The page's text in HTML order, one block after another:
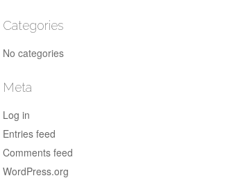
Categories
No categories
Meta
Log in
Entries feed
Comments feed
WordPress.org